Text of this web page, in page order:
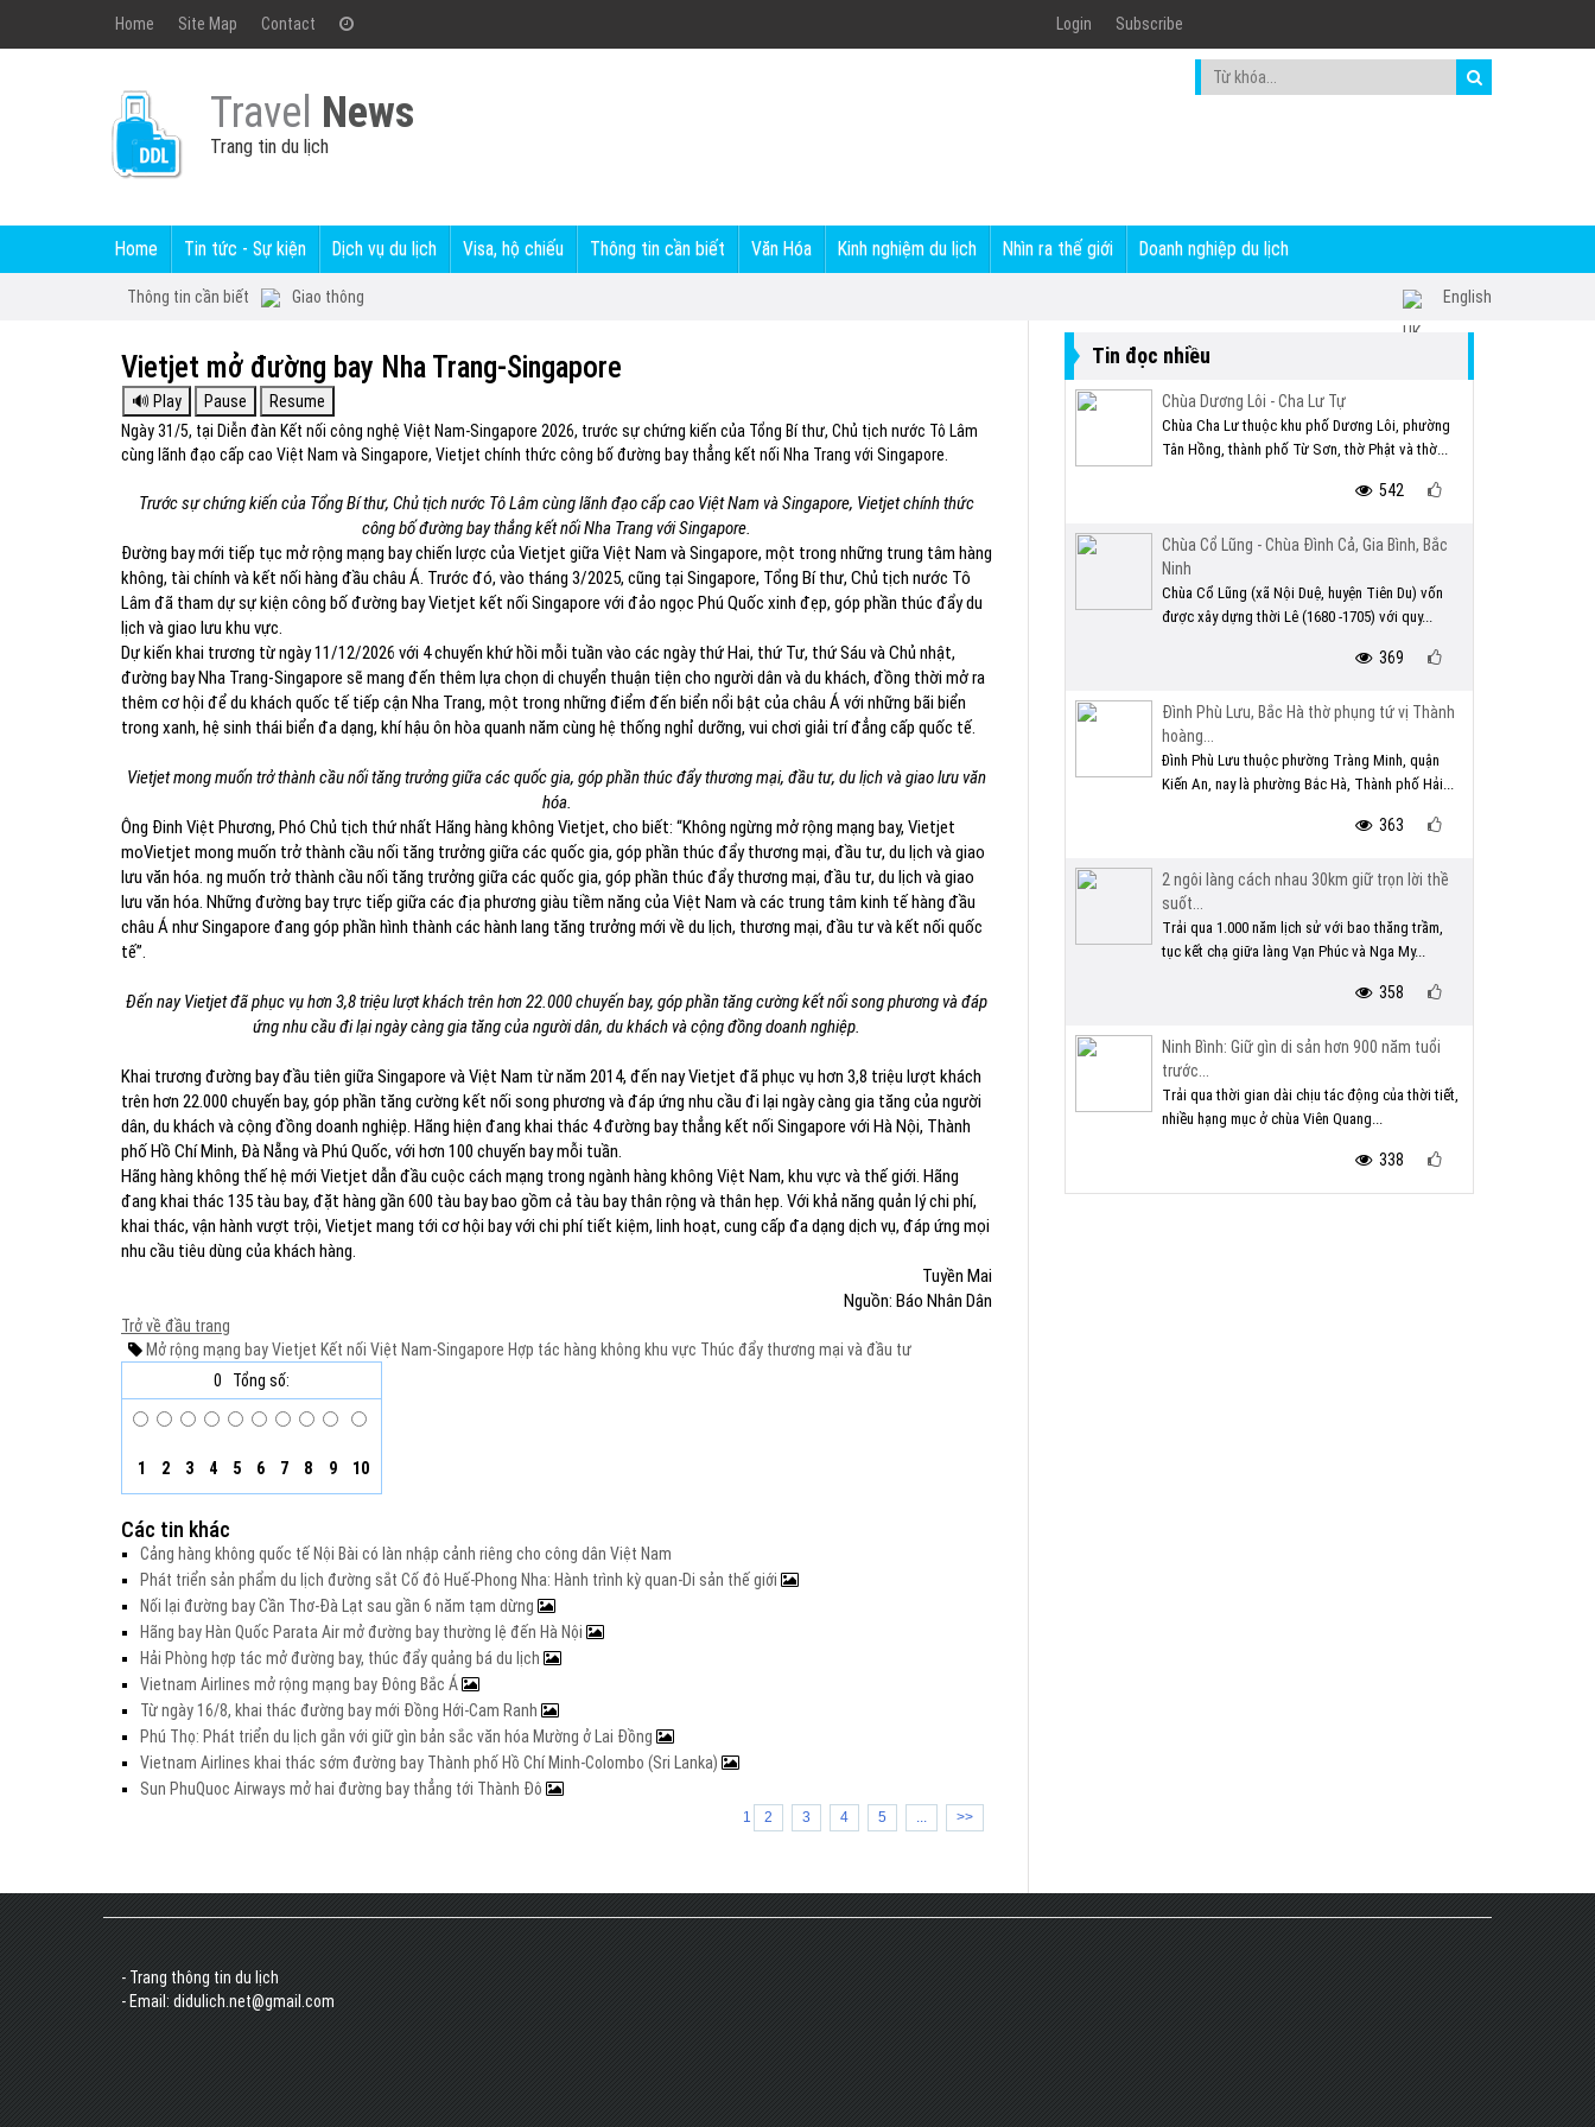
Home Site Map Contact Login Subscribe
Travel News
Trang tin du lịch
Home Tin tức - Sự kiện Dịch vụ du lịch Visa, hộ chiếu Thông tin cần biết Văn Hóa Kinh nghiệm du lịch Nhìn ra thế giới Doanh nghiệp du lịch
Thông tin cần biết Giao thông English
Vietjet mở đường bay Nha Trang-Singapore
Ngày 31/5, tại Diễn đàn Kết nối công nghệ Việt Nam-Singapore 2026, trước sự chứng kiến của Tổng Bí thư, Chủ tịch nước Tô Lâm
cùng lãnh đạo cấp cao Việt Nam và Singapore, Vietjet chính thức công bố đường bay thẳng kết nối Nha Trang với Singapore.
Trước sự chứng kiến của Tổng Bí thư, Chủ tịch nước Tô Lâm cùng lãnh đạo cấp cao Việt Nam và Singapore, Vietjet chính thức
công bố đường bay thẳng kết nối Nha Trang với Singapore.
Đường bay mới tiếp tục mở rộng mạng bay chiến lược của Vietjet giữa Việt Nam và Singapore, một trong những trung tâm hàng
không, tài chính và kết nối hàng đầu châu Á. Trước đó, vào tháng 3/2025, cũng tại Singapore, Tổng Bí thư, Chủ tịch nước Tô
Lâm đã tham dự sự kiện công bố đường bay Vietjet kết nối Singapore với đảo ngọc Phú Quốc xinh đẹp, góp phần thúc đẩy du
lịch và giao lưu khu vực.
Dự kiến khai trương từ ngày 11/12/2026 với 4 chuyến khứ hồi mỗi tuần vào các ngày thứ Hai, thứ Tư, thứ Sáu và Chủ nhật,
đường bay Nha Trang-Singapore sẽ mang đến thêm lựa chọn di chuyển thuận tiện cho người dân và du khách, đồng thời mở ra
thêm cơ hội để du khách quốc tế tiếp cận Nha Trang, một trong những điểm đến biển nổi bật của châu Á với những bãi biển
trong xanh, hệ sinh thái biển đa dạng, khí hậu ôn hòa quanh năm cùng hệ thống nghỉ dưỡng, vui chơi giải trí đẳng cấp quốc tế.
Vietjet mong muốn trở thành cầu nối tăng trưởng giữa các quốc gia, góp phần thúc đẩy thương mại, đầu tư, du lịch và giao lưu văn
hóa.
Ông Đinh Việt Phương, Phó Chủ tịch thứ nhất Hãng hàng không Vietjet, cho biết: “Không ngừng mở rộng mạng bay, Vietjet
moVietjet mong muốn trở thành cầu nối tăng trưởng giữa các quốc gia, góp phần thúc đẩy thương mại, đầu tư, du lịch và giao
lưu văn hóa. ng muốn trở thành cầu nối tăng trưởng giữa các quốc gia, góp phần thúc đẩy thương mại, đầu tư, du lịch và giao
lưu văn hóa. Những đường bay trực tiếp giữa các địa phương giàu tiềm năng của Việt Nam và các trung tâm kinh tế hàng đầu
châu Á như Singapore đang góp phần hình thành các hành lang tăng trưởng mới về du lịch, thương mại, đầu tư và kết nối quốc
tế”.
Đến nay Vietjet đã phục vụ hơn 3,8 triệu lượt khách trên hơn 22.000 chuyến bay, góp phần tăng cường kết nối song phương và đáp
ứng nhu cầu đi lại ngày càng gia tăng của người dân, du khách và cộng đồng doanh nghiệp.
Khai trương đường bay đầu tiên giữa Singapore và Việt Nam từ năm 2014, đến nay Vietjet đã phục vụ hơn 3,8 triệu lượt khách
trên hơn 22.000 chuyến bay, góp phần tăng cường kết nối song phương và đáp ứng nhu cầu đi lại ngày càng gia tăng của người
dân, du khách và cộng đồng doanh nghiệp. Hãng hiện đang khai thác 4 đường bay thẳng kết nối Singapore với Hà Nội, Thành
phố Hồ Chí Minh, Đà Nẵng và Phú Quốc, với hơn 100 chuyến bay mỗi tuần.
Hãng hàng không thế hệ mới Vietjet dẫn đầu cuộc cách mạng trong ngành hàng không Việt Nam, khu vực và thế giới. Hãng
đang khai thác 135 tàu bay, đặt hàng gần 600 tàu bay bao gồm cả tàu bay thân rộng và thân hẹp. Với khả năng quản lý chi phí,
khai thác, vận hành vượt trội, Vietjet mang tới cơ hội bay với chi phí tiết kiệm, linh hoạt, cung cấp đa dạng dịch vụ, đáp ứng mọi
nhu cầu tiêu dùng của khách hàng.
Tuyền Mai
Nguồn: Báo Nhân Dân
Trở về đầu trang
Mở rộng mạng bay Vietjet Kết nối Việt Nam-Singapore Hợp tác hàng không khu vực Thúc đẩy thương mại và đầu tư
0
Tổng số:
1 2 3 4 5 6 7 8 9 10
Các tin khác
Cảng hàng không quốc tế Nội Bài có làn nhập cảnh riêng cho công dân Việt Nam
Phát triển sản phẩm du lịch đường sắt Cố đô Huế-Phong Nha: Hành trình kỳ quan-Di sản thế giới
Nối lại đường bay Cần Thơ-Đà Lạt sau gần 6 năm tạm dừng
Hãng bay Hàn Quốc Parata Air mở đường bay thường lệ đến Hà Nội
Hải Phòng hợp tác mở đường bay, thúc đẩy quảng bá du lịch
Vietnam Airlines mở rộng mạng bay Đông Bắc Á
Từ ngày 16/8, khai thác đường bay mới Đồng Hới-Cam Ranh
Phú Thọ: Phát triển du lịch gắn với giữ gìn bản sắc văn hóa Mường ở Lai Đồng
Vietnam Airlines khai thác sớm đường bay Thành phố Hồ Chí Minh-Colombo (Sri Lanka)
Sun PhuQuoc Airways mở hai đường bay thẳng tới Thành Đô
1 2 3 4 5 ... >>
Tin đọc nhiều
Chùa Dương Lôi - Cha Lư Tự
Chùa Cha Lư thuộc khu phố Dương Lôi, phường
Tân Hồng, thành phố Từ Sơn, thờ Phật và thờ...
542
Chùa Cổ Lũng - Chùa Đình Cả, Gia Bình, Bắc
Ninh
Chùa Cổ Lũng (xã Nội Duệ, huyện Tiên Du) vốn
được xây dựng thời Lê (1680 -1705) với quy...
369
Đình Phù Lưu, Bắc Hà thờ phụng tứ vị Thành
hoàng...
Đình Phù Lưu thuộc phường Tràng Minh, quận
Kiến An, nay là phường Bắc Hà, Thành phố Hải...
363
2 ngôi làng cách nhau 30km giữ trọn lời thề
suốt...
Trải qua 1.000 năm lịch sử với bao thăng trầm,
tục kết chạ giữa làng Vạn Phúc và Nga My...
358
Ninh Bình: Giữ gìn di sản hơn 900 năm tuổi
trước...
Trải qua thời gian dài chịu tác động của thời tiết,
nhiều hạng mục ở chùa Viên Quang...
338
- Trang thông tin du lịch
- Email: didulich.net@gmail.com